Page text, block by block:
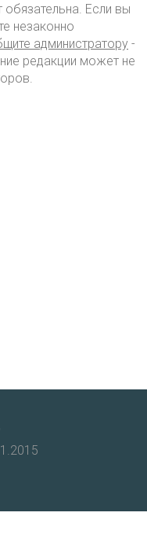
обязательна. Если вы
незаконно
администратору -
редакции может не